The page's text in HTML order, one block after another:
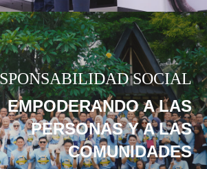
SOCIAL
EMPODERANDO A LAS
PERSONAS Y A LAS
COMUNIDADES